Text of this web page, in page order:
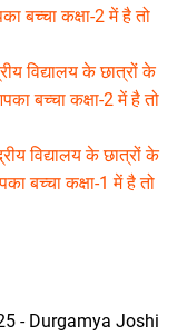
बच्चा कक्षा-2 में है तो
विद्यालय के छात्रों के
बच्चा कक्षा-2 में है तो
विद्यालय के छात्रों के
बच्चा कक्षा-1 में है तो
- Durgamya Joshi